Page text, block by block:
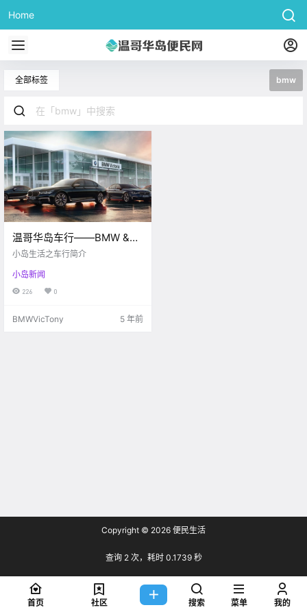
Home
全部标签 bmw
温哥华岛车行——BMW &
MINI Victoria
小岛生活之车行简介
小岛新闻
226 0
BMWVicTony 5 年前
Copyright © 2026 便民生活
查询 2 次，耗时 0.1739 秒
首页 社区 搜索 菜单 我的